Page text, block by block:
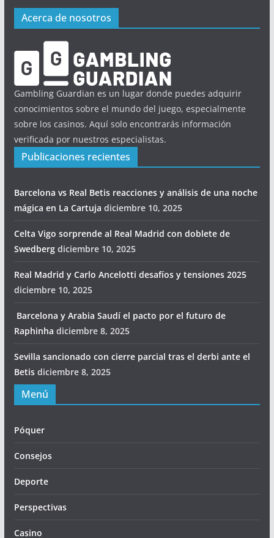
Acerca de nosotros
Gambling Guardian es un lugar donde puedes adquirir
conocimientos sobre el mundo del juego, especialmente
sobre los casinos. Aquí solo encontrarás información
verificada por nuestros especialistas.
Publicaciones recientes
Barcelona vs Real Betis reacciones y análisis de una noche
mágica en La Cartuja diciembre 10, 2025
Celta Vigo sorprende al Real Madrid con doblete de
Swedberg diciembre 10, 2025
Real Madrid y Carlo Ancelotti desafíos y tensiones 2025
diciembre 10, 2025
Barcelona y Arabia Saudí el pacto por el futuro de
Raphinha diciembre 8, 2025
Sevilla sancionado con cierre parcial tras el derbi ante el
Betis diciembre 8, 2025
Menú
Póquer
Consejos
Deporte
Perspectivas
Casino